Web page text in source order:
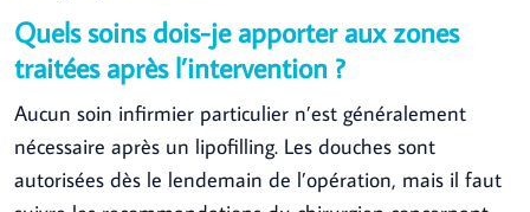
Quels soins dois-je apporter aux zones
traitées après l’intervention ?
Aucun soin infirmier particulier n’est généralement
nécessaire après un lipofilling. Les douches sont
autorisées dès le lendemain de l’opération, mais il faut